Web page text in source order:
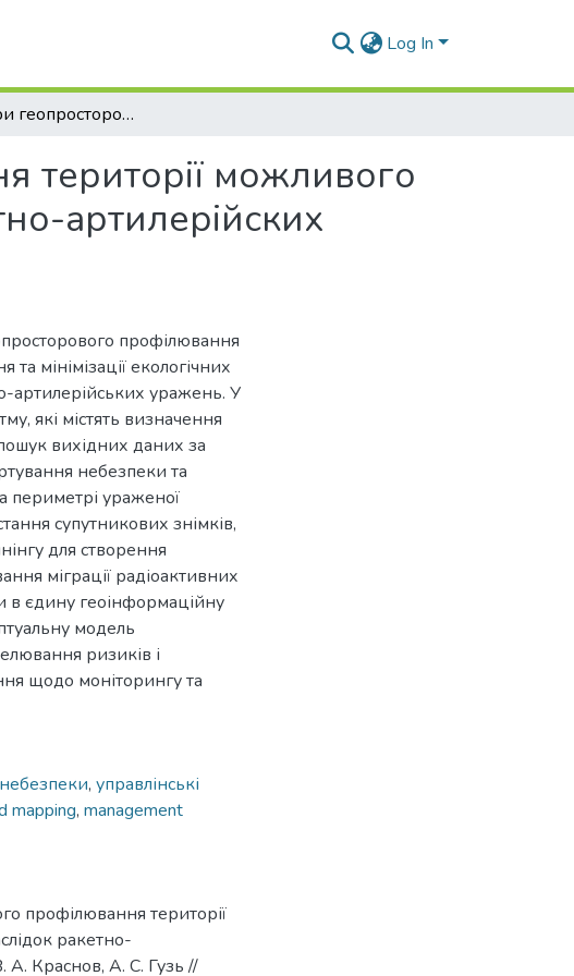
Log In
Процедури геопросторового профілювання території можливого радіаційного забруднення внаслідок ракетно-артилерійских уражень
території можливого
артилерійских
профілювання
мінімізації екологічних
артилерійських уражень. У
які містять визначення
вихідних даних за
небезпеки та
периметрі ураженої
супутникових знімків,
для створення
міграції радіоактивних
єдину геоінформаційну
модель
ризиків і
щодо моніторингу та
, управлінські
mapping, management
профілювання території
ракетно-
Краснов, А. С. Гузь //